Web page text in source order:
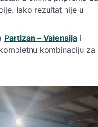
Iako rezultat nije u
Partizan – Valensija i
kombinaciju za